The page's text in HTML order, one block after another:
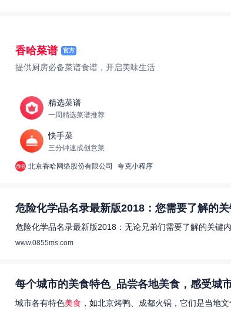
香哈菜谱 官方
提供厨房必备菜谱食谱，开启美味生活
精选菜谱
一周精选菜谱推荐
快手菜
三分钟速成创意菜
北京香哈网络股份有限公司 夸克小程序
危险化学品名录最新版2018：您需要了解的
危险化学品名录最新版2018：无论兄弟们需要了解的关键
www.0855ms.com
每个城市的美食特色_品尝各地美食，感受城
城市各有特色美食 ，如北京烤鸭、成都火锅，它们是当地